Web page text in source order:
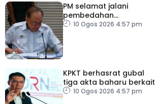
PM selamat jalani
pembedahan
laparoskopi rawat hernia
10 Ogos 2026 4:57 pm
KPKT berhasrat gubal
tiga akta baharu berkait
perumahan
10 Ogos 2026 4:57 pm